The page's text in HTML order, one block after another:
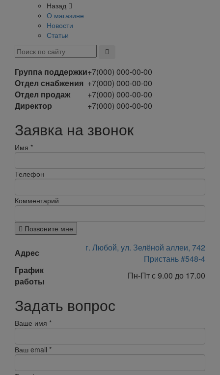
Назад
О магазине
Новости
Статьи
Группа поддержки+7(000) 000-00-00
Отдел снабжения +7(000) 000-00-00
Отдел продаж
+7(000) 000-00-00
Директор
+7(000) 000-00-00
Заявка на звонок
Имя *
Телефон
Комментарий
Позвоните мне
Адрес
г. Любой, ул. Зелёной аллеи, 742
Пристань #548-4
График
работы
Пн-Пт с 9.00 до 17.00
Задать вопрос
Ваше имя *
Ваш email *